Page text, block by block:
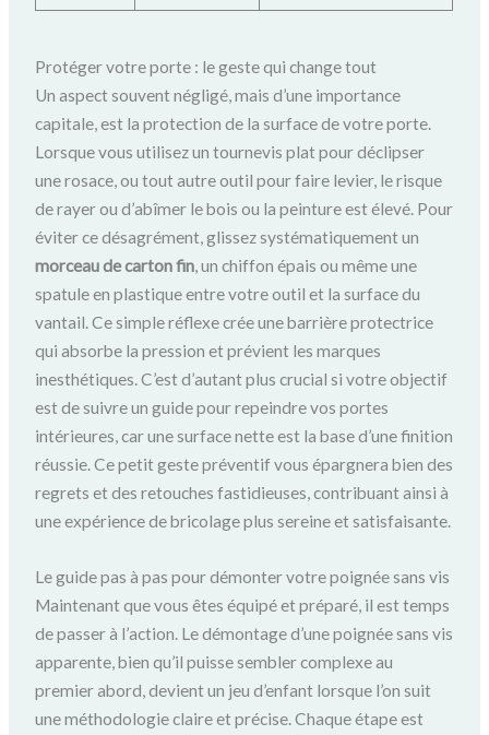
Protéger votre porte : le geste qui change tout
Un aspect souvent négligé, mais d’une importance
capitale, est la protection de la surface de votre porte.
Lorsque vous utilisez un tournevis plat pour déclipser
une rosace, ou tout autre outil pour faire levier, le risque
de rayer ou d’abîmer le bois ou la peinture est élevé. Pour
éviter ce désagrément, glissez systématiquement un
morceau de carton fin, un chiffon épais ou même une
spatule en plastique entre votre outil et la surface du
vantail. Ce simple réflexe crée une barrière protectrice
qui absorbe la pression et prévient les marques
inesthétiques. C’est d’autant plus crucial si votre objectif
est de suivre un guide pour repeindre vos portes
intérieures, car une surface nette est la base d’une finition
réussie. Ce petit geste préventif vous épargnera bien des
regrets et des retouches fastidieuses, contribuant ainsi à
une expérience de bricolage plus sereine et satisfaisante.
Le guide pas à pas pour démonter votre poignée sans vis
Maintenant que vous êtes équipé et préparé, il est temps
de passer à l’action. Le démontage d’une poignée sans vis
apparente, bien qu’il puisse sembler complexe au
premier abord, devient un jeu d’enfant lorsque l’on suit
une méthodologie claire et précise. Chaque étape est